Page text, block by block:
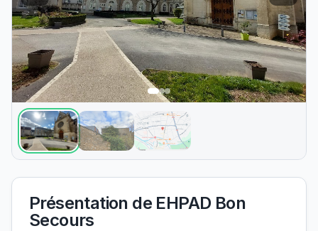
Présentation de EHPAD Bon
Secours